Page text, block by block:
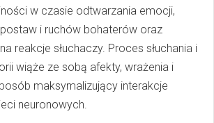
w czasie odtwarzania emocji,
i ruchów bohaterów oraz
reakcje słuchaczy. Proces słuchania i
wiąże ze sobą afekty, wrażenia i
maksymalizujący interakcje
neuronowych.